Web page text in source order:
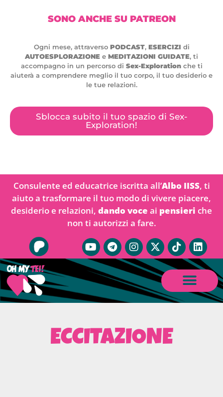
SONO ANCHE SU PATREON
Ogni mese, attraverso PODCAST, ESERCIZI di
AUTOESPLORAZIONE e MEDITAZIONI GUIDATE, ti
accompagno in un percorso di Sex-Explorationche ti
aiuterà a comprendere meglio il tuo corpo, il tuo desiderio e
le tue relazioni.
Sblocca subito il tuo spazio di Sex-
Exploration!
Consulente ed educatrice iscritta all’Albo IISS, ti
aiuto a trasformare il tuo modo di vivere piacere,
desiderio e relazioni, dando voce ai pensieri che
non ti autorizzi a fare.
ECCITAZIONE